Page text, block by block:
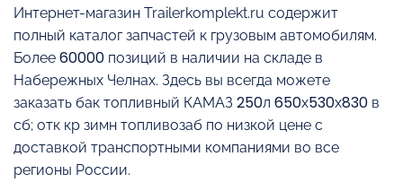
Интернет-магазин Trailerkomplekt.ru содержит
полный каталог запчастей к грузовым автомобилям.
Более 60000 позиций в наличии на складе в
Набережных Челнах. Здесь вы всегда можете
заказать бак топливный КАМАЗ 250л 650х530х830 в
сб; отк кр зимн топливозаб по низкой цене с
доставкой транспортными компаниями во все
регионы России.